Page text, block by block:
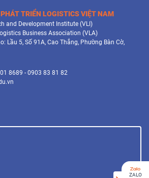
TRIỂN LOGISTICS VIỆT NAM
and Development Institute (VLI)
Business Association (VLA)
Lầu 5, Số 91A, Cao Thắng, Phường Bàn Cờ,
8689 - 0903 83 81 82
ZALO